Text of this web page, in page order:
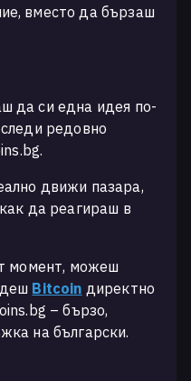
вместо да бързаш
да си една идея по-
редовно
движи пазара,
да реагираш в
момент, можеш
Bitcoin директно
– бързо,
на български.